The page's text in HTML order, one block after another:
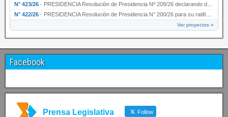
N° 423/26 · PRESIDENCIA Resolución de Presidencia Nº 209/26 declarando de interés provincial la presen…
N° 422/26 · PRESIDENCIA Resolución de Presidencia N° 200/26 para su ratificación.
Ver proyectos »
Facebook
Prensa Legislativa Follow